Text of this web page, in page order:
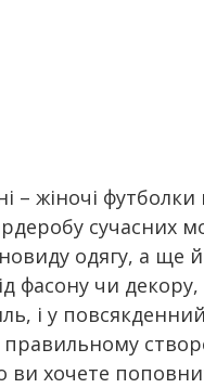
– жіночі
сучасних
одягу, а ще
фасону чи декору,
і у
ви хочете